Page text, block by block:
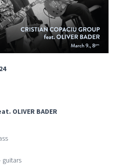
OLIVER BADER
guitars